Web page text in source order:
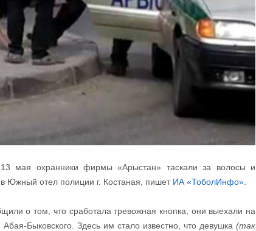
13 мая охранники фирмы «Арыстан» таскали за волосы и
Южный отел полиции г. Костаная, пишет ИА «ТоболИнфо»
о том, что сработала тревожная кнопка, они выехали на
Быковского. Здесь им стало известно, что девушка(так